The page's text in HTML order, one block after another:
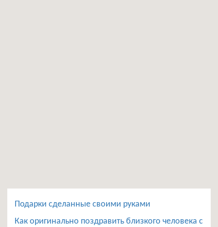
Подарки сделанные своими руками
Как оригинально поздравить близкого человека с